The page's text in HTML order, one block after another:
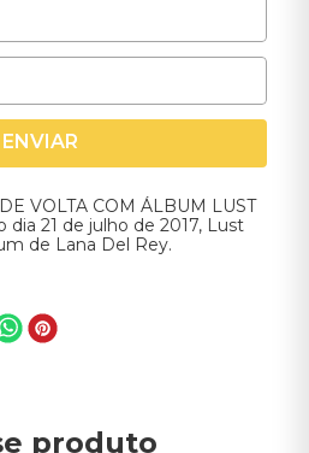
ENVIAR
VOLTA COM ÁLBUM LUST
dia 21 de julho de 2017, Lust
de Lana Del Rey.
produto